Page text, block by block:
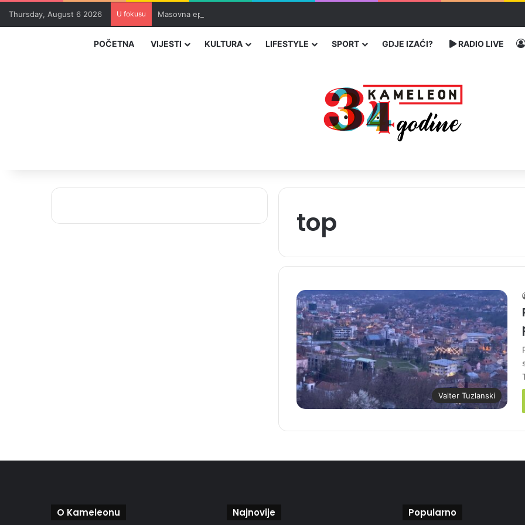
Thursday, August 6 2026 U fokusu Masovna epidemija parazita u SAD-u: Više od 25.000 zaraženih
POČETNA VIJESTI KULTURA LIFESTYLE SPORT GDJE IZAĆI? RADIO LIVE
top
Valter Tuzlanski
O Kameleonu Najnovije Popularno